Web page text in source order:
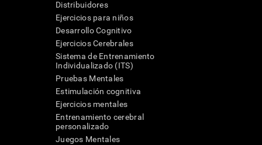
Distribuidores
Ejercicios para niños
Desarrollo Cognitivo
Ejercicios Cerebrales
Sistema de Entrenamiento
Individualizado (ITS)
Pruebas Mentales
Estimulación cognitiva
Ejercicios mentales
Entrenamiento cerebral
personalizado
Juegos Mentales